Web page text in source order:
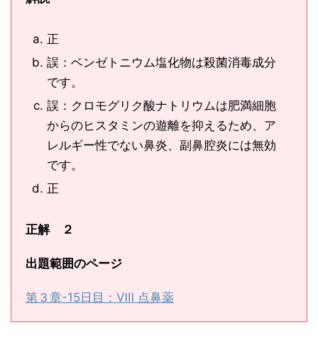
正
誤：ベンゼトニウム塩化物は殺菌消毒成分
です。
誤：クロモグリク酸ナトリウムは肥満細胞
からのヒスタミンの遊離を抑えるため、ア
レルギー性でない鼻炎、副鼻腔炎には無効
です。
正
正解 ２
出題範囲のページ
第３章-15日目：Ⅷ 点鼻薬